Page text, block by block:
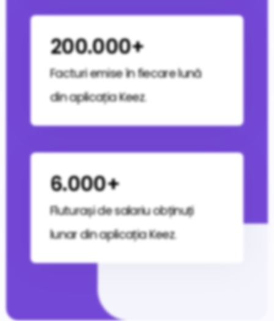
200.000+
Facturi emise în fiecare lună
din aplicația Keez.
6.000+
Fluturași de salariu obținuți
lunar din aplicația Keez.